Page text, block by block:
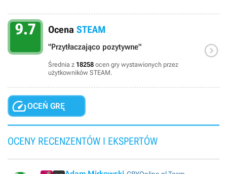
9.7 Ocena STEAM
"Przytłaczająco pozytywne"
Średnia z 18258 ocen gry wystawionych przez
użytkowników STEAM.

OCEŃ GRĘ
OCENY RECENZENTÓW I EKSPERTÓW